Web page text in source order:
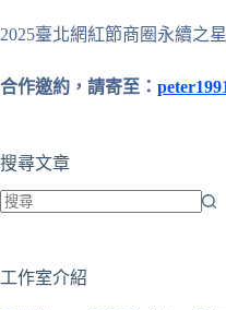
2025臺北網紅節商圈永續之
合作邀約，請寄至：
搜尋文章
到
工作室介紹